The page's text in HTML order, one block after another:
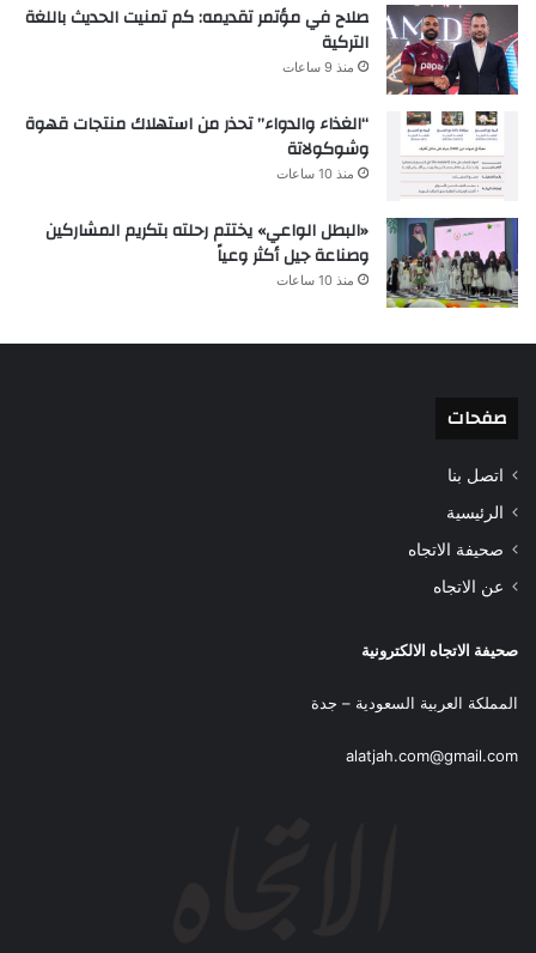
صلاح في مؤتمر تقديمه: كم تمنيت الحديث باللغة
التركية
منذ 9 ساعات
“الغذاء والدواء” تحذر من استهلاك منتجات قهوة
وشوكولاتة
منذ 10 ساعات
«البطل الواعي» يختتم رحلته بتكريم المشاركين
وصناعة جيل أكثر وعياً
منذ 10 ساعات
صفحات
اتصل بنا
الرئيسية
صحيفة الاتجاه
عن الاتجاه
صحيفة الاتجاه الالكترونية
المملكة العربية السعودية – جدة
alatjah.com@gmail.com